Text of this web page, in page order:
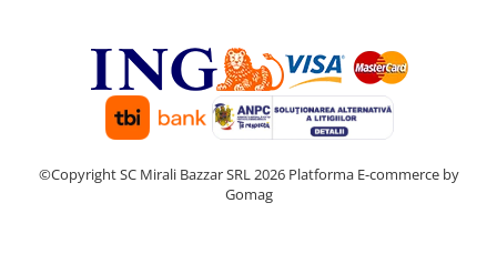
©Copyright SC Mirali Bazzar SRL 2026 Platforma E-commerce by
Gomag